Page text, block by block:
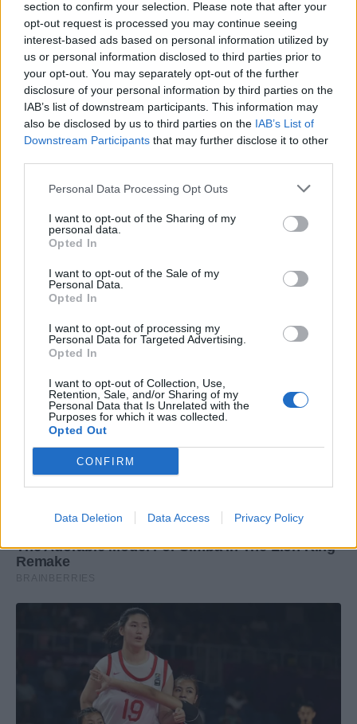
section to confirm your selection. Please note that after your
opt-out request is processed you may continue seeing
interest-based ads based on personal information utilized by
us or personal information disclosed to third parties prior to
your opt-out. You may separately opt-out of the further
disclosure of your personal information by third parties on the
IAB’s list of downstream participants. This information may
also be disclosed by us to third parties on the IAB’s List of
Downstream Participants that may further disclose it to other
Personal Data Processing Opt Outs
I want to opt-out of the Sharing of my
personal data.
Opted In
I want to opt-out of the Sale of my
Personal Data.
Opted In
I want to opt-out of processing my
Personal Data for Targeted Advertising.
Opted In
I want to opt-out of Collection, Use,
Retention, Sale, and/or Sharing of my
Personal Data that Is Unrelated with the
Purposes for which it was collected.
Opted Out
CONFIRM
Data Deletion Data Access Privacy Policy